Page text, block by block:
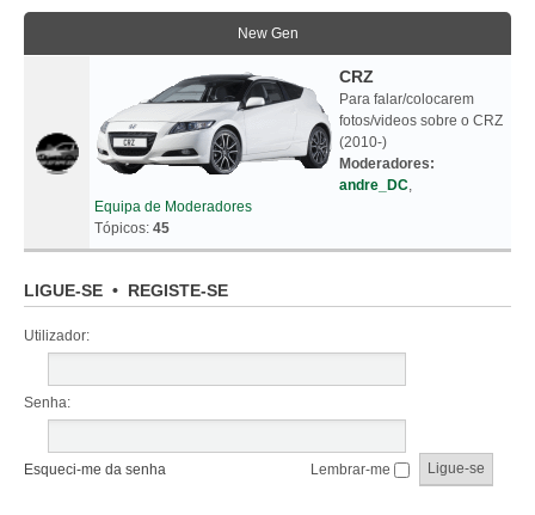
New Gen
CRZ
Para falar/colocarem
fotos/videos sobre o CRZ
(2010-)
Moderadores:
andre_DC,
Equipa de Moderadores
Tópicos: 45
LIGUE-SE • REGISTE-SE
Utilizador:
Senha:
Esqueci-me da senha Lembrar-me